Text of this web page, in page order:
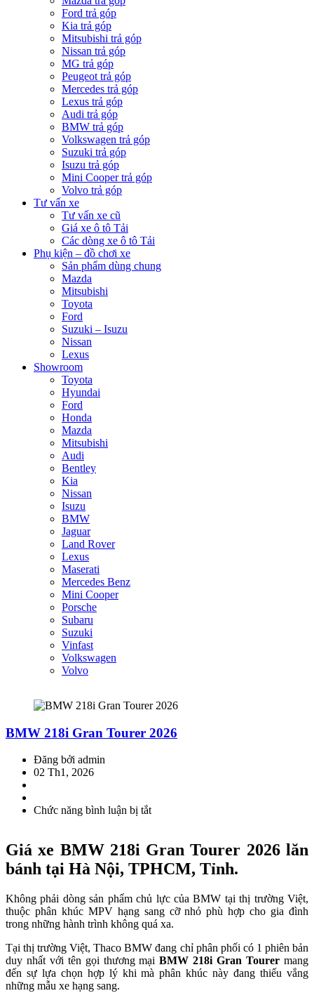
Ford trả góp
Kia trả góp
Mitsubishi trả góp
Nissan trả góp
MG trả góp
Peugeot trả góp
Mercedes trả góp
Lexus trả góp
Audi trả góp
BMW trả góp
Volkswagen trả góp
Suzuki trả góp
Isuzu trả góp
Mini Cooper trả góp
Volvo trả góp
Tư vấn xe
Tư vấn xe cũ
Giá xe ô tô Tải
Các dòng xe ô tô Tải
Phụ kiện – đồ chơi xe
Sản phẩm dùng chung
Mazda
Mitsubishi
Toyota
Ford
Suzuki – Isuzu
Nissan
Lexus
Showroom
Toyota
Hyundai
Ford
Honda
Mazda
Mitsubishi
Audi
Bentley
Kia
Nissan
Isuzu
BMW
Jaguar
Land Rover
Lexus
Maserati
Mercedes Benz
Mini Cooper
Porsche
Subaru
Suzuki
Vinfast
Volkswagen
Volvo
BMW 218i Gran Tourer 2026
Đăng bởi admin
02 Th1, 2026
Chức năng bình luận bị tắtở
Gran
Tourer
2026
Giá xe BMW 218i Gran Tourer 2026 lăn
bánh tại Hà Nội, TPHCM, Tỉnh.
Không phải dòng sản phẩm chủ lực của BMW tại thị trường Việt,
thuộc phân khúc MPV hạng sang cỡ nhỏ phù hợp cho gia đình
trong những hành trình không quá xa.
Tại thị trường Việt, Thaco BMW đang chỉ phân phối có 1 phiên bản
duy nhất với tên gọi thương mạiBMW 218i Gran Tourermang
đến sự lựa chọn hợp lý khi mà phân khúc này đang thiếu vắng
những mẫu xe hạng sang.